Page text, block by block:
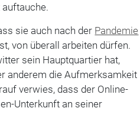
sie auch nach der Pandemie
von überall arbeiten dürfen.
sein Hauptquartier hat,
anderem die Aufmerksamkeit
verwies, dass der Online-
Unterkunft an seiner